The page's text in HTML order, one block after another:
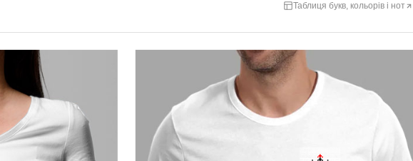
Таблиця букв, кольорів і нот